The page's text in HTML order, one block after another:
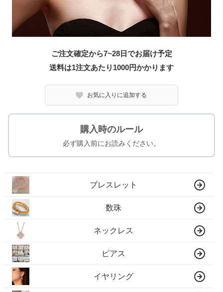
ご注文確定から7~28日でお届け予定
送料は1注文あたり 1000円かかります
お気に入りに追加する
購入時のルール
必ず購入前にお読みください。
ブレスレット
数珠
ネックレス
ピアス
イヤリング